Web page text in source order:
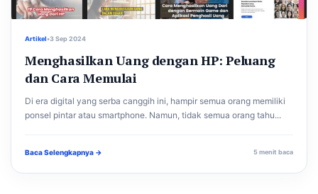
Artikel•3 Sep 2024
Menghasilkan Uang dengan HP: Peluang
dan Cara Memulai
Di era digital yang serba canggih ini, hampir semua orang memiliki
ponsel pintar atau smartphone. Namun, tidak semua orang tahu...
Baca Selengkapnya → 5 menit baca